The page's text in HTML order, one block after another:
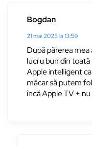
Bogdan
21 mai 2025 la 13:59
După părerea
lucru bun din toată
Apple intelligent
măcar să putem
încă Apple TV +